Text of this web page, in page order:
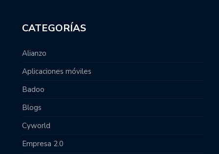
CATEGORÍAS
Alianzo
Aplicaciones móviles
Badoo
Blogs
Cyworld
Empresa 2.0